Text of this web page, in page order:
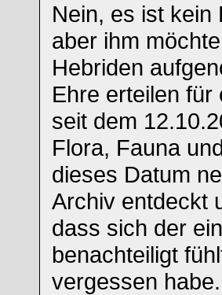
Nein, es ist kein
aber ihm
Hebriden
Ehre erteilen
seit dem
Flora, Fauna
dieses Datum
Archiv entdeckt
dass sich der
benachteiligt
vergessen habe.